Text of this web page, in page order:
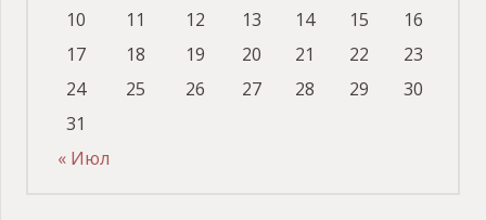
« Июл
10
11 12 13 14 15
16
17
18 19 20 21 22
23
24
25 26 27 28 29
30
31